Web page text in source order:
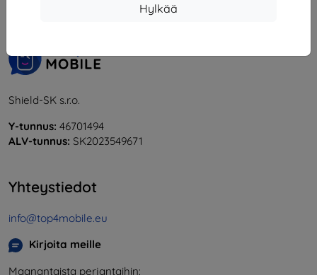
Hylkää
Shield-SK s.r.o.
Y-tunnus: 46701494
ALV-tunnus: SK2023549671
Yhteystiedot
info@top4mobile.eu
Kirjoita meille
Maanantaista perjantaihin: